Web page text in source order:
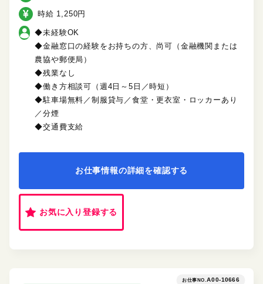
時給 1,250円
◆未経験OK
◆金融窓口の経験をお持ちの方、尚可（金融機関または
農協や郵便局）
◆残業なし
◆働き方相談可（週4日～5日／時短）
◆駐車場無料／制服貸与／食堂・更衣室・ロッカーあり
／分煙
◆交通費支給
お仕事情報の詳細を確認する
お気に入り登録する
お仕事NO.A00-10666